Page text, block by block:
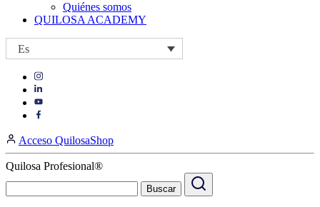
Quiénes somos
QUILOSA ACADEMY
Es
Visit
https://www.instagram.com/quilosa_selena/
Visit
our
Visit
page
https://www.facebook.com/QuilosaSelenaIberia/
page
Acceso QuilosaShop
Quilosa Profesional®